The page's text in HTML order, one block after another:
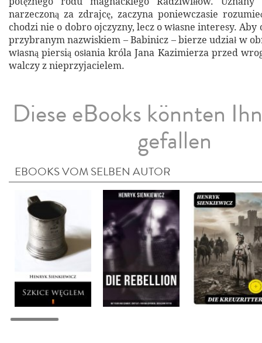
narzeczoną za zdrajcę, zaczyna poniewczasie
chodzi nie o dobro ojczyzny, lecz o własne interesy.
przybranym nazwiskiem – Babinicz – bierze udział w
własną piersią osłania króla Jana Kazimierza przed
walczy z nieprzyjacielem.
Diese eBooks könnten
gefallen
EBOOKS VOM SELBEN AUTOR